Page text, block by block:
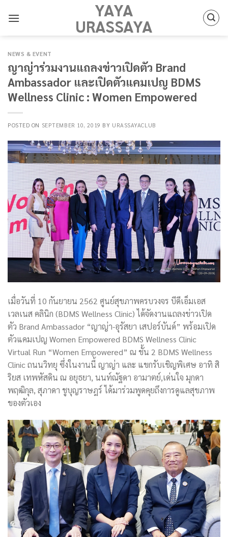
YAYA
URASSAYA
NEWS & EVENT
ญาญ่าร่วมงานแถลงข่าวเปิดตัว Brand
Ambassador และเปิดตัวแคมเปญ BDMS
Wellness Clinic : Women Empowered
POSTED ON SEPTEMBER 10, 2019 BY URASSAYACLUB
เมื่อวันที่ 10 กันยายน 2562 ศูนย์สุขภาพครบวงจร บีดีเอ็มเอส
เวลเนส คลินิก (BDMS Wellness Clinic) ได้จัดงานแถลงข่าวเปิด
ตัว Brand Ambassador “ญาญ่า-อุรัสยา เสปอร์บันด์” พร้อมเปิด
ตัวแคมเปญ Women Empowered BDMS Wellness Clinic
Virtual Run “Women Empowered” ณ ชั้น 2 BDMS Wellness
Clinic ถนนวิทยุ ซึ่งในงานนี้ ญาญ่า และ แขกรับเชิญพิเศษ อาทิ สิ
ริยส เทพหัสดิน ณ อยุธยา, นนท์ณัฐดา อามาตย์,เด่นใจ มุกดา
พฤฒิกุล, สุภาดา ชูบุญราษฎร์ ได้มาร่วมพูดคุยถึงการดูแลสุขภาพ
ของตัวเอง